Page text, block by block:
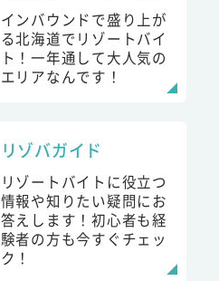
インバウンドで盛り上が
る北海道でリゾートバイ
ト！一年通して大人気の
エリアなんです！
リゾバガイド
リゾートバイトに役立つ
情報や知りたい疑問にお
答えします！初心者も経
験者の方も今すぐチェッ
ク！